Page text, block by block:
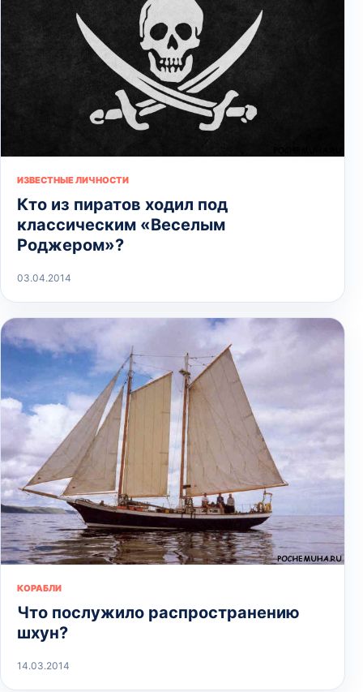
ИЗВЕСТНЫЕ ЛИЧНОСТИ
Кто из пиратов ходил под
классическим «Веселым
Роджером»?
03.04.2014
КОРАБЛИ
Что послужило распространению
шхун?
14.03.2014